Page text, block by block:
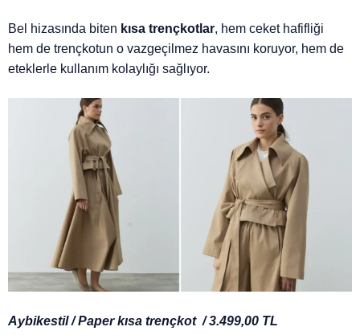
Bel hizasında biten kısa trençkotlar, hem ceket hafifliği
hem de trençkotun o vazgeçilmez havasını koruyor, hem de
eteklerle kullanım kolaylığı sağlıyor.
Aybikestil / Paper kısa trençkot / 3.499,00 TL